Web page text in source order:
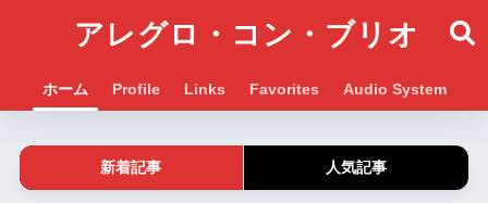
アレグロ・コン・ブリオ
ホーム Profile Links Favorites Audio System
新着記事 人気記事